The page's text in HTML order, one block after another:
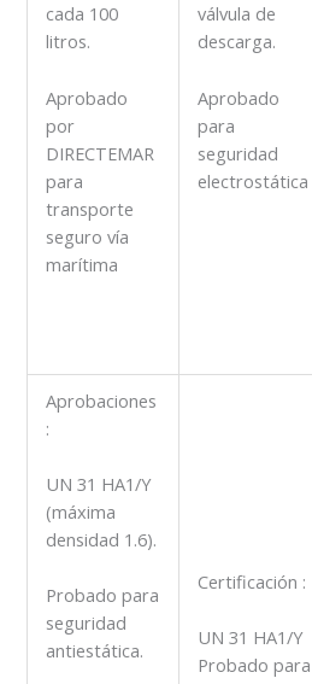
cada 100
litros.
Aprobado
por
DIRECTEMAR
para
transporte
seguro vía
marítima
válvula de
descarga.
Aprobado
para
seguridad
electrostática
Aprobaciones
:
UN 31 HA1/Y
(máxima
densidad 1.6).
Probado para
seguridad
antiestática.
Certificación :
UN 31 HA1/Y
Probado para